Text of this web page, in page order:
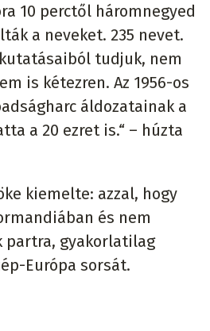
10 perctől háromnegyed
a neveket. 235 nevet.
kutatásaiból tudjuk, nem
is kétezren. Az 1956-os
áldozatainak a
a 20 ezret is.“ – húzta
kiemelte: azzal, hogy
és nem
partra, gyakorlatilag
Európa sorsát.